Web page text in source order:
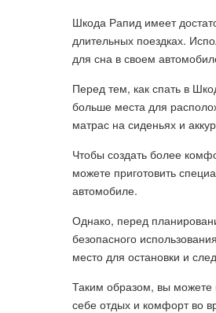
Шкода Рапид имеет
длительных поездках.
для сна в своем
Перед тем, как спать в
больше места для
матрас на сиденьях и
Чтобы создать более
можете приготовить
автомобиле.
Однако, перед
безопасного
место для остановки и
Таким образом, вы можете
себе отдых и комфорт во